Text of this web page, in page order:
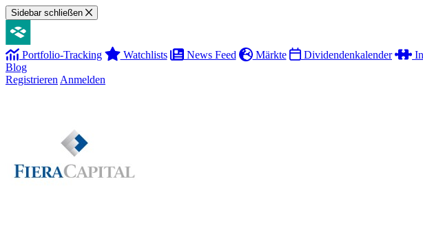
Sidebar schließen
Portfolio-Tracking Watchlists News Feed Märkte Dividendenkalender
Blog
Registrieren Anmelden